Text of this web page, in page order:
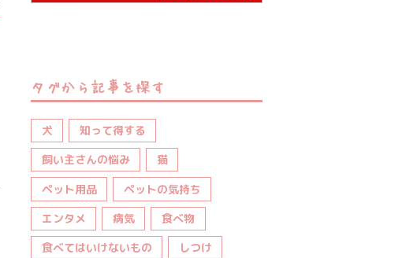
タグから記事を探す
犬
知って得する
飼い主さんの悩み
猫
ペット用品
ペットの気持ち
エンタメ
病気
食べ物
食べてはいけないもの
しつけ